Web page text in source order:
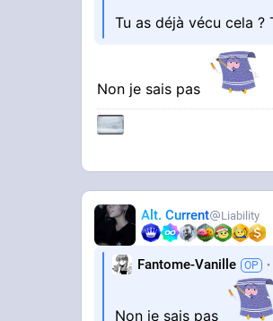
Tu as déjà vécu cela
Non je sais pas
Alt. Current Liability
Fantome-Vanille
Non je sais pas